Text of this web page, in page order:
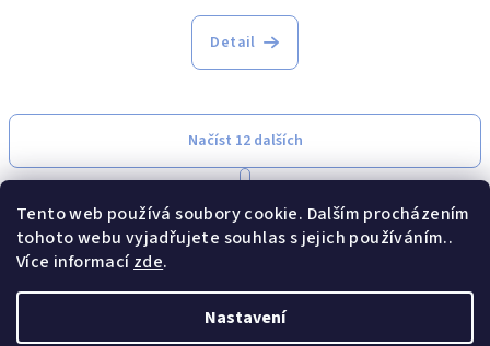
Tento web používá soubory cookie. Dalším procházením
tohoto webu vyjadřujete souhlas s jejich používáním..
Více informacízde.
Nastavení
Detail
O
v
á
d
Načíst 12 dalších
S
r
á
o
v
54položek celkem